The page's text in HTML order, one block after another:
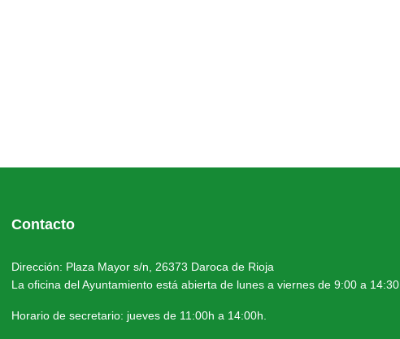
Contacto
Dirección: Plaza Mayor s/n, 26373 Daroca de Rioja
La oficina del Ayuntamiento está abierta de lunes a viernes de 9:00 a 14:30.
Horario de secretario: jueves de 11:00h a 14:00h.